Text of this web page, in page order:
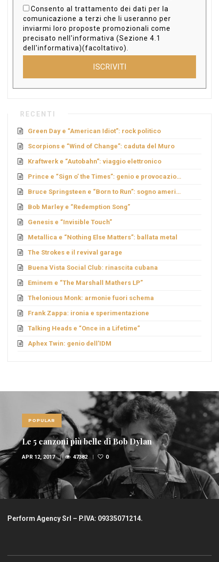
Consento al trattamento dei dati per la
comunicazione a terzi che li useranno per
inviarmi loro proposte promozionali come
precisato nell'informativa (Sezione 4.1
dell'informativa)(facoltativo).
ISCRIVITI
RECENTI
Green Day e “American Idiot”: rock politico
Scorpions e “Wind of Change”: caduta del Muro
Kraftwerk e “Autobahn”: viaggio elettronico
Prince e “Sign o’ the Times”: genio e provocazione
Bruce Springsteen e “Born to Run”: sogno americano
Bob Marley e “Redemption Song”
Genesis e “Invisible Touch”
Metallica e “Nothing Else Matters”: ballata metal
The Strokes e il revival garage
Buena Vista Social Club: rinascita cubana
Eminem e “The Marshall Mathers LP”
Thelonious Monk: armonie fuori schema
Frank Zappa: ironia e sperimentazione
Talking Heads e “Once in a Lifetime”
Aphex Twin: genio dell’IDM
POPULAR
Le 5 canzoni più belle di Bob Dylan
APR 12, 2017 47382 0
Perform Agency Srl – P.IVA: 09335071214.